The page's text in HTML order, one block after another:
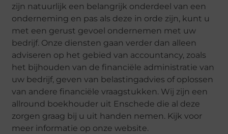
zijn natuurlijk een belangrijk onderdeel van een
onderneming en pas als deze in orde zijn, kunt u
met een gerust gevoel ondernemen met uw
bedrijf. Onze diensten gaan verder dan alleen
adviseren op het gebied van accountancy, zoals
het bijhouden van de financiële administratie van
uw bedrijf, geven van belastingadvies of oplossen
van andere financiële vraagstukken. Wij zijn een
allround boekhouder uit Enschede die al deze
zorgen graag bij u uit handen nemen. Kijk voor
meer informatie op onze website.